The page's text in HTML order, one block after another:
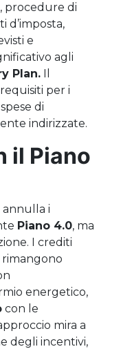
procedure di
d’imposta,
e
agli
Plan. Il
per i
di
indirizzate.
il Piano
annulla i
Piano 4.0, ma
I crediti
rimangono
energetico,
con le
mira a
degli incentivi,